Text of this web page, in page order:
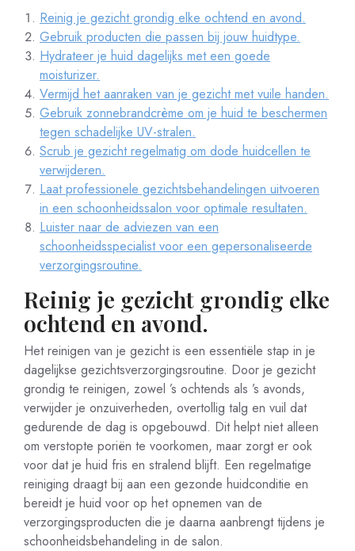
Reinig je gezicht grondig elke ochtend en avond.
Gebruik producten die passen bij jouw huidtype.
Hydrateer je huid dagelijks met een goede
moisturizer.
Vermijd het aanraken van je gezicht met vuile handen.
Gebruik zonnebrandcrème om je huid te beschermen
tegen schadelijke UV-stralen.
Scrub je gezicht regelmatig om dode huidcellen te
verwijderen.
Laat professionele gezichtsbehandelingen uitvoeren
in een schoonheidssalon voor optimale resultaten.
Luister naar de adviezen van een
schoonheidsspecialist voor een gepersonaliseerde
verzorgingsroutine.
Reinig je gezicht grondig elke
ochtend en avond.
Het reinigen van je gezicht is een essentiële stap in je
dagelijkse gezichtsverzorgingsroutine. Door je gezicht
grondig te reinigen, zowel ’s ochtends als ’s avonds,
verwijder je onzuiverheden, overtollig talg en vuil dat
gedurende de dag is opgebouwd. Dit helpt niet alleen
om verstopte poriën te voorkomen, maar zorgt er ook
voor dat je huid fris en stralend blijft. Een regelmatige
reiniging draagt bij aan een gezonde huidconditie en
bereidt je huid voor op het opnemen van de
verzorgingsproducten die je daarna aanbrengt tijdens je
schoonheidsbehandeling in de salon.